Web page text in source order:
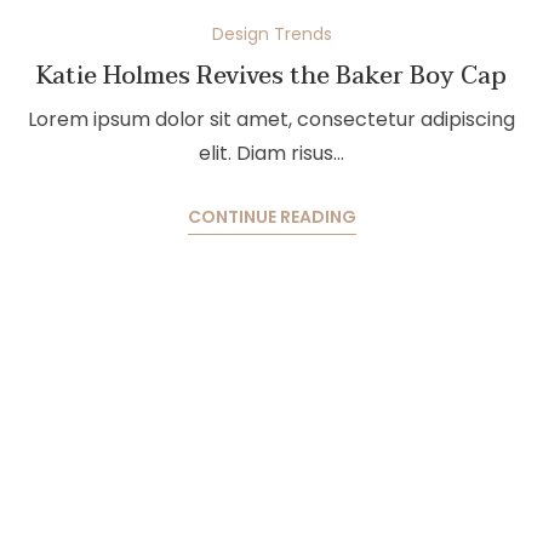
Design Trends
Katie Holmes Revives the Baker Boy Cap
Lorem ipsum dolor sit amet, consectetur adipiscing
elit. Diam risus…
CONTINUE READING